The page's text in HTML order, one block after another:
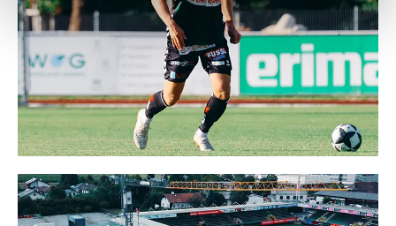
Weitere Details, insbesondere zu Speicherdauer und
Empfänger entnehmen Sie unserer
Datenschutzerklärung.